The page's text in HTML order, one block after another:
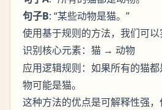
句子B: “某些动物是猫。”
使用基于规则的方法，我们可以
识别核心元素： 猫 → 动物
应用逻辑规则：如果所有的猫
物可能是猫。
这种方法的优点是可解释性强